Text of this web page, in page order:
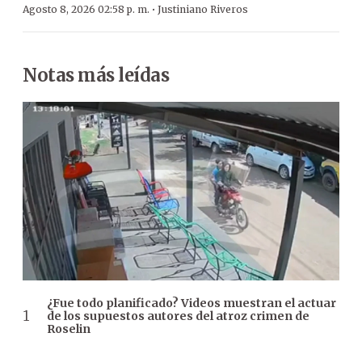
Agosto 8, 2026 02:58 p. m. · Justiniano Riveros
Notas más leídas
¿Fue todo planificado? Videos muestran el actuar
de los supuestos autores del atroz crimen de
Roselin